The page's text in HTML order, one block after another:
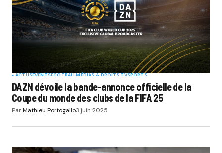
ACTUSEVENTSFOOTBALLMÉDIAS & DROITS TVSPORTS
DAZN dévoile la bande-annonce officielle de la
Coupe du monde des clubs de la FIFA 25
ParMathieu Portogallo3 juin 2025